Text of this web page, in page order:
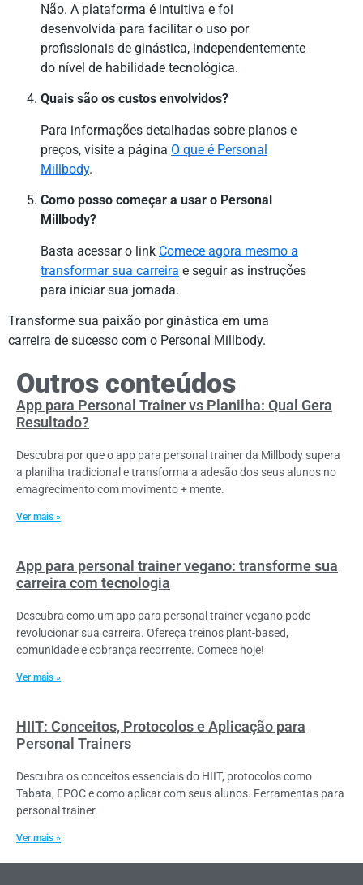
Não. A plataforma é intuitiva e foi
desenvolvida para facilitar o uso por
profissionais de ginástica, independentemente
do nível de habilidade tecnológica.
Quais são os custos envolvidos?
Para informações detalhadas sobre planos e
preços, visite a página O que é Personal
Millbody.
Como posso começar a usar o Personal
Millbody?
Basta acessar o link Comece agora mesmo a
transformar sua carreira e seguir as instruções
para iniciar sua jornada.
Transforme sua paixão por ginástica em uma
carreira de sucesso com o Personal Millbody.
Outros conteúdos
App para Personal Trainer vs Planilha: Qual Gera
Resultado?
Descubra por que o app para personal trainer da Millbody supera
a planilha tradicional e transforma a adesão dos seus alunos no
emagrecimento com movimento + mente.
Ver mais »
App para personal trainer vegano: transforme sua
carreira com tecnologia
Descubra como um app para personal trainer vegano pode
revolucionar sua carreira. Ofereça treinos plant-based,
comunidade e cobrança recorrente. Comece hoje!
Ver mais »
HIIT: Conceitos, Protocolos e Aplicação para
Personal Trainers
Descubra os conceitos essenciais do HIIT, protocolos como
Tabata, EPOC e como aplicar com seus alunos. Ferramentas para
personal trainer.
Ver mais »